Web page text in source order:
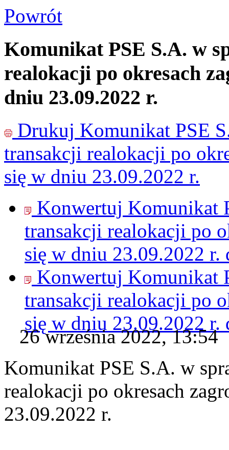
Powrót
Komunikat PSE S.A. w
realokacji po okresach
dniu 23.09.2022 r.
Drukuj Komunikat PSE
transakcji realokacji po
się w dniu 23.09.2022 r.
Konwertuj Komunikat
transakcji realokacji po
się w dniu 23.09.2022 r.
Konwertuj Komunikat
transakcji realokacji po
się w dniu 23.09.2022 r.
26 września 2022, 13:54
Komunikat PSE S.A. w
realokacji po okresach
23.09.2022 r.